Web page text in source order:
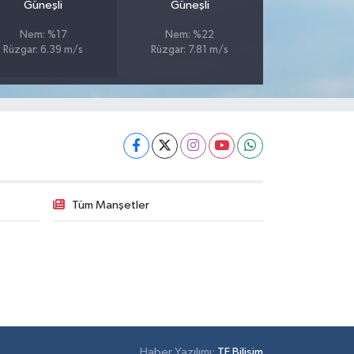
Güneşli
Nem: %17
Rüzgar: 6.39 m/s
Güneşli
Nem: %22
Rüzgar: 7.81 m/s
Tüm Manşetler